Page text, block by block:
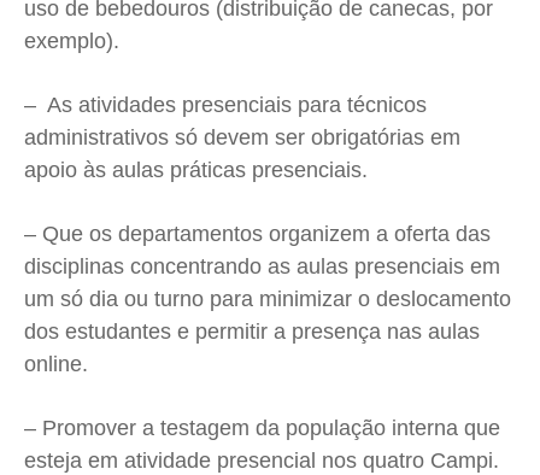
uso de bebedouros (distribuição de canecas, por
exemplo).
– As atividades presenciais para técnicos
administrativos só devem ser obrigatórias em
apoio às aulas práticas presenciais.
– Que os departamentos organizem a oferta das
disciplinas concentrando as aulas presenciais em
um só dia ou turno para minimizar o deslocamento
dos estudantes e permitir a presença nas aulas
online.
– Promover a testagem da população interna que
esteja em atividade presencial nos quatro Campi.